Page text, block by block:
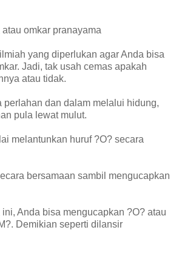
omkar pranayama
yang diperlukan agar Anda bisa
Jadi, tak usah cemas apakah
atau tidak.
perlahan dan dalam melalui hidung,
pula lewat mulut.
melantunkan huruf ?O? secara
bersamaan sambil mengucapkan
Anda bisa mengucapkan ?O? atau
Demikian seperti dilansir